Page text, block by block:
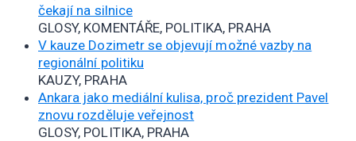
čekají na silnice
GLOSY, KOMENTÁŘE, POLITIKA, PRAHA
V kauze Dozimetr se objevují možné vazby na
regionální politiku
KAUZY, PRAHA
Ankara jako mediální kulisa, proč prezident Pavel
znovu rozděluje veřejnost
GLOSY, POLITIKA, PRAHA